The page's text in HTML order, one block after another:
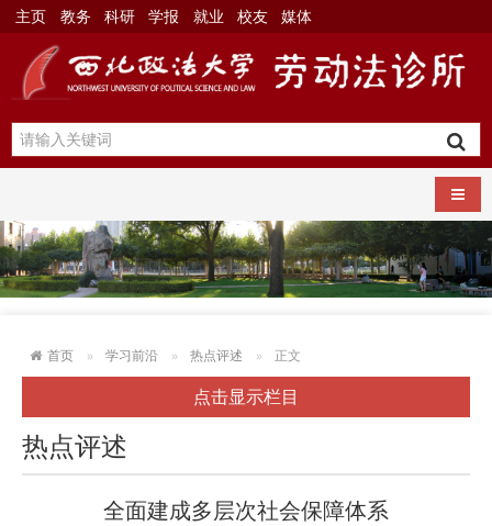
主页 教务 科研 学报 就业 校友 媒体
导航
首页 学习前沿 热点评述 正文
点击显示栏目
热点评述
全面建成多层次社会保障体系